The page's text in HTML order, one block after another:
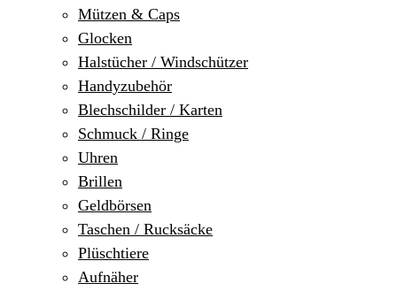
Mützen & Caps
Glocken
Halstücher / Windschützer
Handyzubehör
Blechschilder / Karten
Schmuck / Ringe
Uhren
Brillen
Geldbörsen
Taschen / Rucksäcke
Plüschtiere
Aufnäher